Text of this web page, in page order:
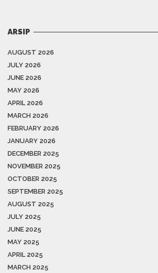
ARSIP
AUGUST 2026
JULY 2026
JUNE 2026
MAY 2026
APRIL 2026
MARCH 2026
FEBRUARY 2026
JANUARY 2026
DECEMBER 2025
NOVEMBER 2025
OCTOBER 2025
SEPTEMBER 2025
AUGUST 2025
JULY 2025
JUNE 2025
MAY 2025
APRIL 2025
MARCH 2025